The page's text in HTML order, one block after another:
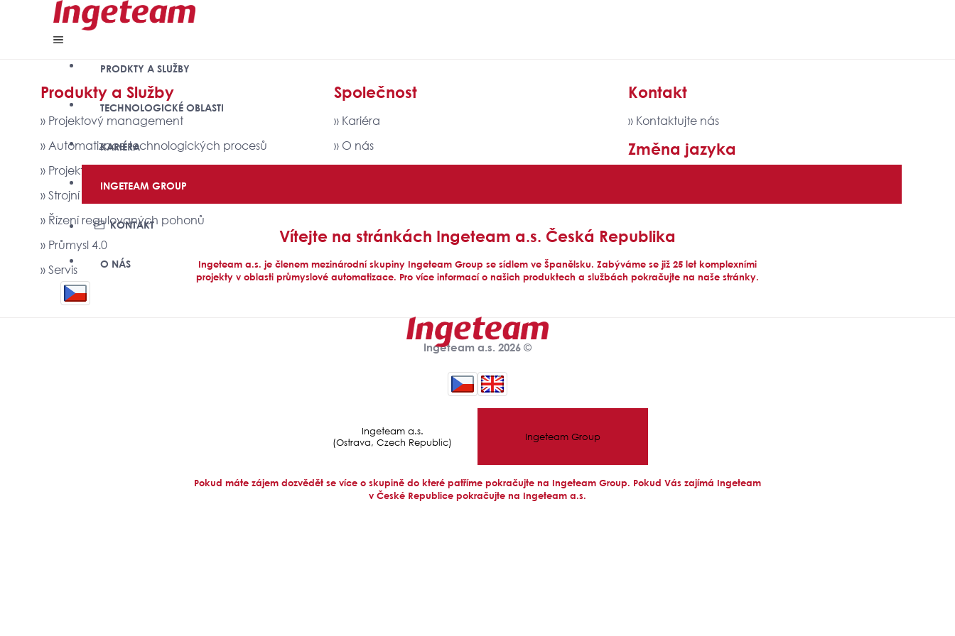
PRODKTY A SLUŽBY
TECHNOLOGICKÉ OBLASTI
KARIÉRA
INGETEAM GROUP
KONTAKT
O NÁS
Produkty a Služby
» Projektový management
» Automatizace technologických procesů
» Projektování elektrických zařízení
» Strojní inženýrství
» Řízení regulovaných pohonů
» Průmysl 4.0
» Servis
Společnost
» Kariéra
» O nás
Kontakt
» Kontaktujte nás
Změna jazyka
Ingeteam a.s. 2026 ©
Vítejte na stránkách Ingeteam a.s. Česká Republika
Ingeteam a.s. je členem mezinárodní skupiny Ingeteam Group se sídlem ve Španělsku. Zabýváme se již 25 let komplexními
projekty v oblasti průmyslové automatizace. Pro více informací o našich produktech a službách pokračujte na naše stránky.
Ingeteam a.s.
(Ostrava, Czech Republic)
Ingeteam Group
Pokud máte zájem dozvědět se více o skupině do které patříme pokračujte na Ingeteam Group. Pokud Vás zajímá Ingeteam
v České Republice pokračujte na Ingeteam a.s.